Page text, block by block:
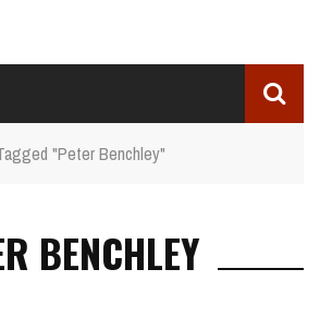
"Peter Benchley"
BENCHLEY